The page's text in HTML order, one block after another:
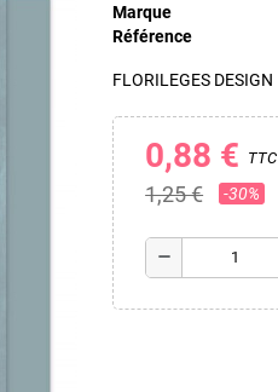
Marque
Référence
FLORILEGES DESIGN
0,88 € TTC
1,25 € -30%
remove